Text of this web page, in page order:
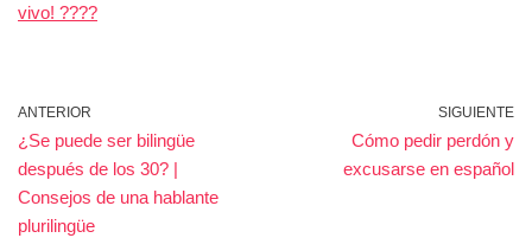
vivo! ????
ANTERIOR
¿Se puede ser bilingüe
después de los 30? |
Consejos de una hablante
plurilingüe
SIGUIENTE
Cómo pedir perdón y
excusarse en español